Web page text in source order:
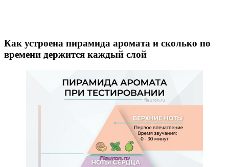
Как устроена пирамида аромата и сколько по
времени держится каждый слой